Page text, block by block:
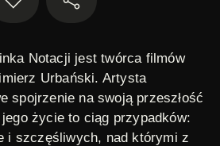
Notacji jest twórca filmów
Urbański. Artysta
spojrzenie na swoją przeszłość
jego życie to ciąg przypadków:
i szczęśliwych, nad którymi z